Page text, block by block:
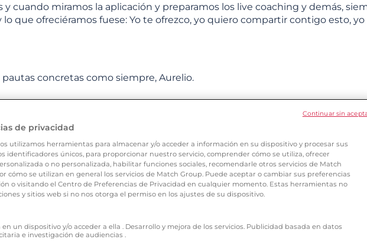
cuando miramos la aplicación y preparamos los live coaching y demás,
que ofreciéramos fuese: Yo te ofrezco, yo quiero compartir contigo esto,
concretas como siempre, Aurelio.
sentimental, la amistad cobra muchísimo más sentido.
ya nuestro círculo social, pero cuando conocemos a alguien nuevo,
de que tú y tu bienestar a mí me importan.
y que verdaderamente quiero formar parte de tu destino, quiero
conociendo a alguien y le estamos ofreciendo esa amistad.
amistad es muy muy importante.
de privacidad
utilizamos herramientas para almacenar y/o acceder a información en su dispositivo y procesar sus
identificadores únicos, para proporcionar nuestro servicio, comprender cómo se utiliza, ofrecer
o no personalizada, habilitar funciones sociales, recomendarle otros servicios de Match
cómo se utilizan en general los servicios de Match Group. Puede aceptar o cambiar sus preferencias
o visitando el Centro de Preferencias de Privacidad en cualquier momento. Estas herramientas no
y sitios web si no nos otorga el permiso en los ajustes de su dispositivo.
un dispositivo y/o acceder a ella . Desarrollo y mejora de los servicios. Publicidad basada en datos
e investigación de audiencias .
Continuar sin